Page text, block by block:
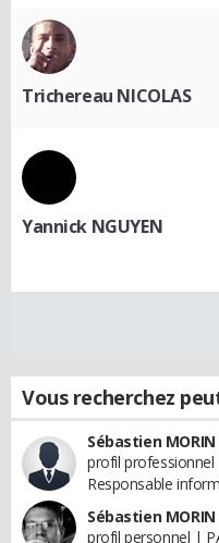
Trichereau NICOLAS
Yannick NGUYEN
Vous recherchez
Sébastien MORIN
profil
Responsable
Sébastien MORIN
profil personnel |